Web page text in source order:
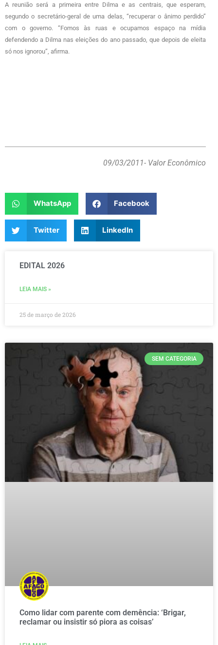
A reunião será a primeira entre Dilma e as centrais, que esperam,
segundo o secretário-geral de uma delas, “recuperar o ânimo perdido”
com o governo. “Fomos às ruas e ocupamos espaço na mídia
defendendo a Dilma nas eleições do ano passado, que depois de eleita
só nos ignorou”, afirma.
09/03/2011- Valor Econômico
WhatsApp Facebook
Twitter LinkedIn
EDITAL 2026
LEIA MAIS »
25 de março de 2026
SEM CATEGORIA
Como lidar com parente com demência: ‘Brigar,
reclamar ou insistir só piora as coisas’